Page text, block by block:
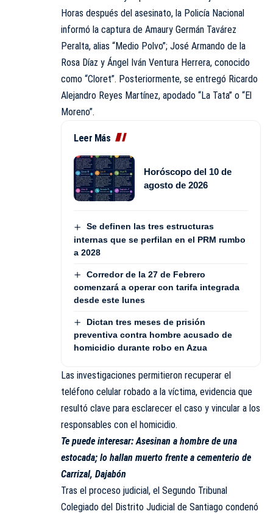
Horas después del asesinato, la Policía Nacional
informó la captura de Amaury Germán Tavárez
Peralta, alias “Medio Polvo”; José Armando de la
Rosa Díaz y Ángel Iván Ventura Herrera, conocido
como “Cloret”. Posteriormente, se entregó Ricardo
Alejandro Reyes Martínez, apodado “La Tata” o “El
Moreno”.
Leer Más
Horóscopo del 10 de
agosto de 2026
Se definen las tres estructuras
internas que se perfilan en el PRM rumbo
a 2028
Corredor de la 27 de Febrero
comenzará a operar con tarifa integrada
desde este lunes
Dictan tres meses de prisión
preventiva contra hombre acusado de
homicidio durante robo en Azua
Las investigaciones permitieron recuperar el
teléfono celular robado a la víctima, evidencia que
resultó clave para esclarecer el caso y vincular a los
responsables con el homicidio.
Te puede interesar:Asesinan a hombre de una
estocada; lo hallan muerto frente a cementerio de
Carrizal, Dajabón
Tras el proceso judicial, el Segundo Tribunal
Colegiado del Distrito Judicial de Santiago condenó